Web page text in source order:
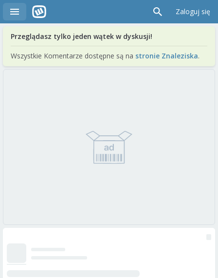
Zaloguj się
Przeglądasz tylko jeden wątek w dyskusji!
Wszystkie Komentarze dostępne są na stronie Znaleziska.